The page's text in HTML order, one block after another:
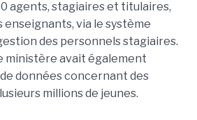
agents, stagiaires et titulaires,
via le système
des personnels stagiaires.
ministère avait également
données concernant des
millions de jeunes.